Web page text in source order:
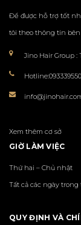
Để được hỗ trợ tốt
tôi theo thông tin
Jino Hair Group
Hotline:
Xem thêm cơ sở
GIỜ LÀM VIỆC
Thứ hai – Chủ nhật
Tất cả các ngày trong
QUY ĐỊNH VÀ